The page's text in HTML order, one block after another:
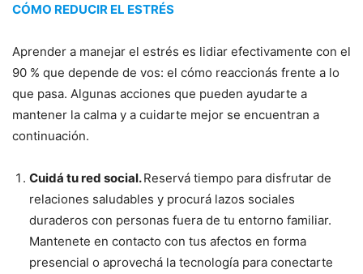
CÓMO REDUCIR EL ESTRÉS
Aprender a manejar el estrés es lidiar efectivamente con el
90 % que depende de vos: el cómo reaccionás frente a lo
que pasa. Algunas acciones que pueden ayudarte a
mantener la calma y a cuidarte mejor se encuentran a
continuación.
Cuidá tu red social.Reservá tiempo para disfrutar de
relaciones saludables y procurá lazos sociales
duraderos con personas fuera de tu entorno familiar.
Mantenete en contacto con tus afectos en forma
presencial o aprovechá la tecnología para conectarte